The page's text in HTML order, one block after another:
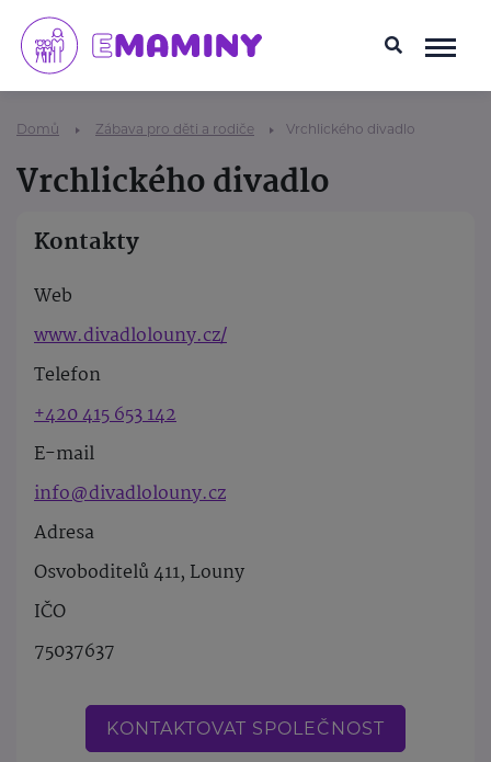
Domů Zábava pro děti a rodiče Vrchlického divadlo
Vrchlického divadlo
Kontakty
Web
www.divadlolouny.cz/
Telefon
+420 415 653 142
E-mail
info@divadlolouny.cz
Adresa
Osvoboditelů 411, Louny
IČO
75037637
KONTAKTOVAT SPOLEČNOST